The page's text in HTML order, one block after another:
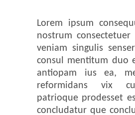
Lorem ipsum
nostrum
veniam singulis
consul mentitum duo
antiopam ius ea,
reformidans vix
patrioque prodesset
concludatur que